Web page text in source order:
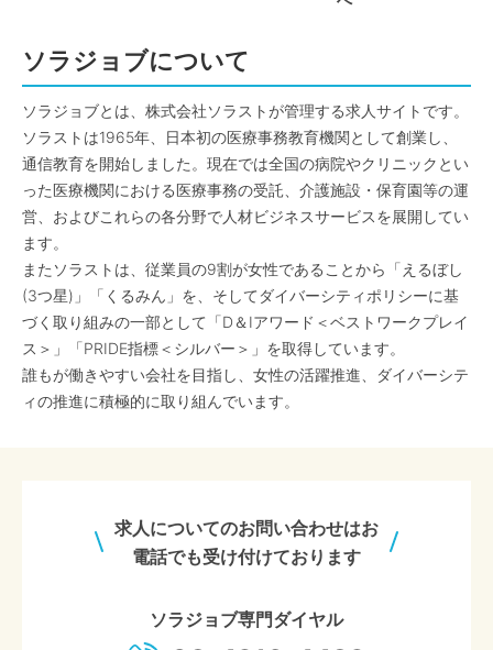
ソラジョブについて
ソラジョブとは、株式会社ソラストが管理する求人サイトです。
ソラストは1965年、日本初の医療事務教育機関として創業し、
通信教育を開始しました。現在では全国の病院やクリニックとい
った医療機関における医療事務の受託、介護施設・保育園等の運
営、およびこれらの各分野で人材ビジネスサービスを展開してい
ます。
またソラストは、従業員の9割が女性であることから「えるぼし
(3つ星)」「くるみん」を、そしてダイバーシティポリシーに基
づく取り組みの一部として「D＆Iアワード＜ベストワークプレイ
ス＞」「PRIDE指標＜シルバー＞」を取得しています。
誰もが働きやすい会社を目指し、女性の活躍推進、ダイバーシテ
ィの推進に積極的に取り組んでいます。
求人についてのお問い合わせはお
電話でも受け付けております
ソラジョブ専門ダイヤル